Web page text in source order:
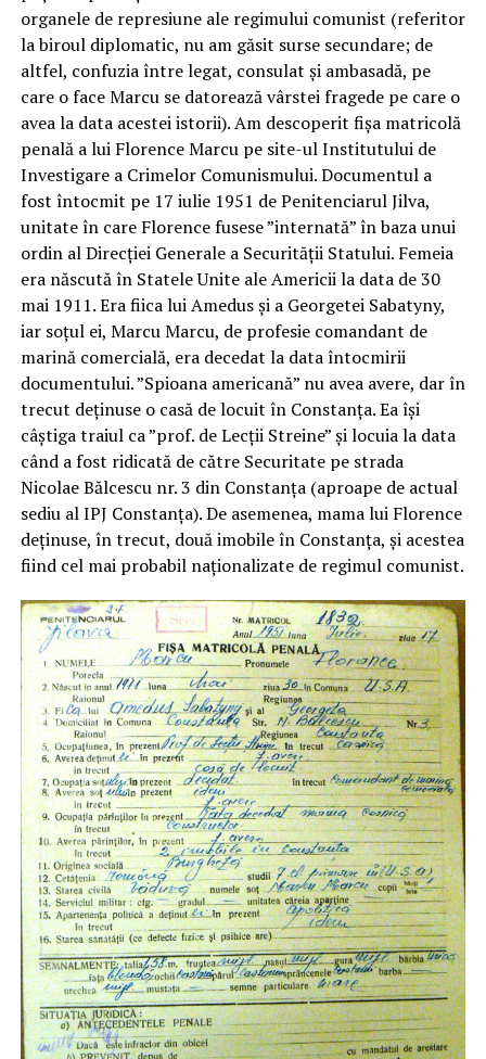
organele de represiune ale regimului comunist (referitor
la biroul diplomatic, nu am găsit surse secundare; de
altfel, confuzia între legat, consulat și ambasadă, pe
care o face Marcu se datorează vârstei fragede pe care o
avea la data acestei istorii). Am descoperit fișa matricolă
penală a lui Florence Marcu pe site-ul Institutului de
Investigare a Crimelor Comunismului. Documentul a
fost întocmit pe 17 iulie 1951 de Penitenciarul Jilva,
unitate în care Florence fusese ”internată” în baza unui
ordin al Direcției Generale a Securității Statului. Femeia
era născută în Statele Unite ale Americii la data de 30
mai 1911. Era fiica lui Amedus și a Georgetei Sabatyny,
iar soțul ei, Marcu Marcu, de profesie comandant de
marină comercială, era decedat la data întocmirii
documentului. ”Spioana americană” nu avea avere, dar în
trecut deținuse o casă de locuit în Constanța. Ea își
câștiga traiul ca ”prof. de Lecții Streine” și locuia la data
când a fost ridicată de către Securitate pe strada
Nicolae Bălcescu nr. 3 din Constanța (aproape de actual
sediu al IPJ Constanța). De asemenea, mama lui Florence
deținuse, în trecut, două imobile în Constanța, și acestea
fiind cel mai probabil naționalizate de regimul comunist.